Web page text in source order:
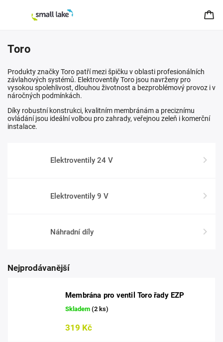
Toro
Produkty značkyToro patří mezi špičku v oblasti profesionálních
závlahových systémů. Elektroventily Toro jsou navrženy pro
vysokou spolehlivost, dlouhou životnost a bezproblémový provoz i v
náročných podmínkách.
Díky robustní konstrukci, kvalitním membránám a preciznímu
ovládání jsou ideální volbou pro zahrady, veřejnou zeleň i komerční
instalace.
Elektroventily 24 V
Elektroventily 9 V
Náhradní díly
Nejprodávanější
Membrána pro ventil Toro řady EZP
Skladem (2 ks)
319 Kč